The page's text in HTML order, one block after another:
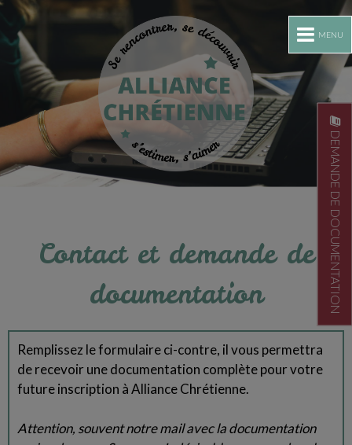
MENU
DEMANDE DE DOCUMENTATION
Contact et demande de
documentation
Remplissez le formulaire ci-contre, il vous permettra
de recevoir une documentation complète pour votre
future inscription à Alliance Chrétienne.
Attention, souvent notre mail avec la documentation